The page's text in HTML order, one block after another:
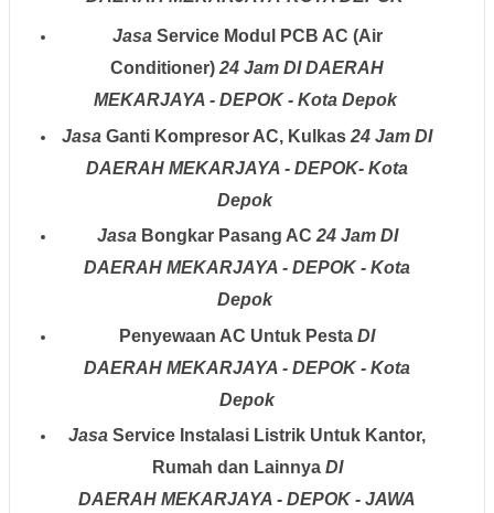
JasaService Modul PCB AC (Air
Conditioner) 24 Jam DI DAERAH
MEKARJAYA - DEPOK - Kota Depok
Jasa Ganti Kompresor AC, Kulkas 24 Jam DI
DAERAH MEKARJAYA - DEPOK- Kota
Depok
JasaBongkar Pasang AC 24 Jam DI
DAERAH MEKARJAYA - DEPOK - Kota
Depok
Penyewaan AC Untuk Pesta DI
DAERAH MEKARJAYA - DEPOK - Kota
Depok
Jasa Service Instalasi Listrik Untuk Kantor,
Rumah dan Lainnya DI
DAERAH MEKARJAYA - DEPOK - JAWA